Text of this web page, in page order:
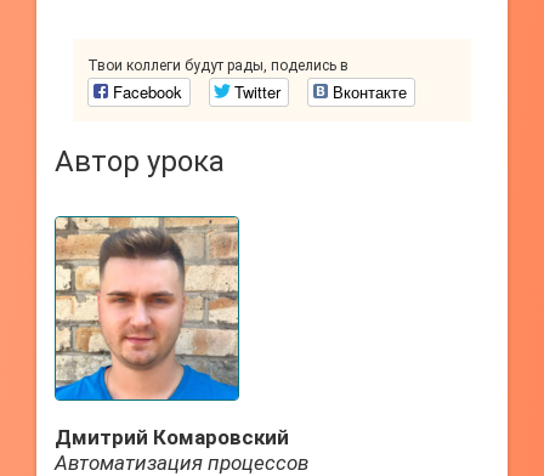
Твои коллеги будут рады, поделись в
Facebook Twitter Вконтакте
Автор урока
Дмитрий Комаровский
Автоматизация процессов